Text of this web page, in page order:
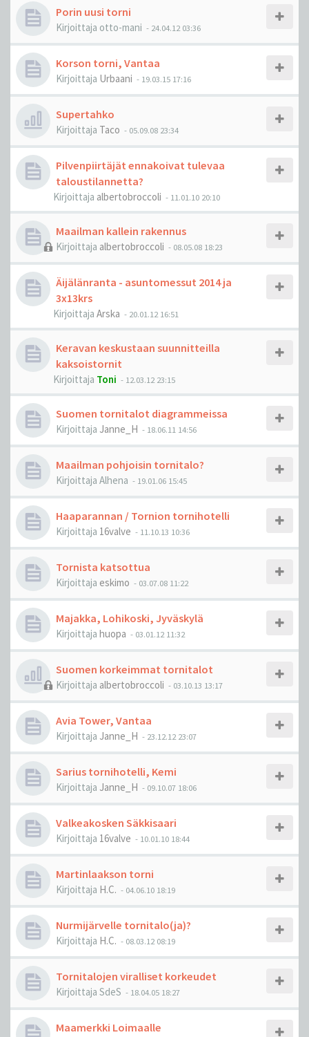
Porin uusi torni
Kirjoittaja otto-mani - 24.04.12 03:36
Korson torni, Vantaa
Kirjoittaja Urbaani - 19.03.15 17:16
Supertahko
Kirjoittaja Taco - 05.09.08 23:34
Pilvenpiirtäjät ennakoivat tulevaa
taloustilannetta?
Kirjoittaja albertobroccoli - 11.01.10 20:10
Maailman kallein rakennus
Kirjoittaja albertobroccoli - 08.05.08 18:23
Äijälänranta - asuntomessut 2014 ja
3x13krs
Kirjoittaja Arska - 20.01.12 16:51
Keravan keskustaan suunnitteilla
kaksoistornit
Kirjoittaja Toni - 12.03.12 23:15
Suomen tornitalot diagrammeissa
Kirjoittaja Janne_H - 18.06.11 14:56
Maailman pohjoisin tornitalo?
Kirjoittaja Alhena - 19.01.06 15:45
Haaparannan / Tornion tornihotelli
Kirjoittaja 16valve - 11.10.13 10:36
Tornista katsottua
Kirjoittaja eskimo - 03.07.08 11:22
Majakka, Lohikoski, Jyväskylä
Kirjoittaja huopa - 03.01.12 11:32
Suomen korkeimmat tornitalot
Kirjoittaja albertobroccoli - 03.10.13 13:17
Avia Tower, Vantaa
Kirjoittaja Janne_H - 23.12.12 23:07
Sarius tornihotelli, Kemi
Kirjoittaja Janne_H - 09.10.07 18:06
Valkeakosken Säkkisaari
Kirjoittaja 16valve - 10.01.10 18:44
Martinlaakson torni
Kirjoittaja H.C. - 04.06.10 18:19
Nurmijärvelle tornitalo(ja)?
Kirjoittaja H.C. - 08.03.12 08:19
Tornitalojen viralliset korkeudet
Kirjoittaja SdeS - 18.04.05 18:27
Maamerkki Loimaalle